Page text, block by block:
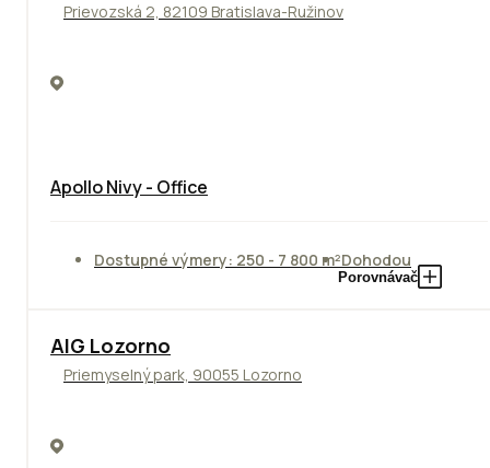
Prievozská 2, 82109 Bratislava-Ružinov
Apollo Nivy - Office
Dostupné výmery: 250 - 7 800 m²Dohodou
Porovnávač
TOP
AIG Lozorno
Priemyselný park, 90055 Lozorno